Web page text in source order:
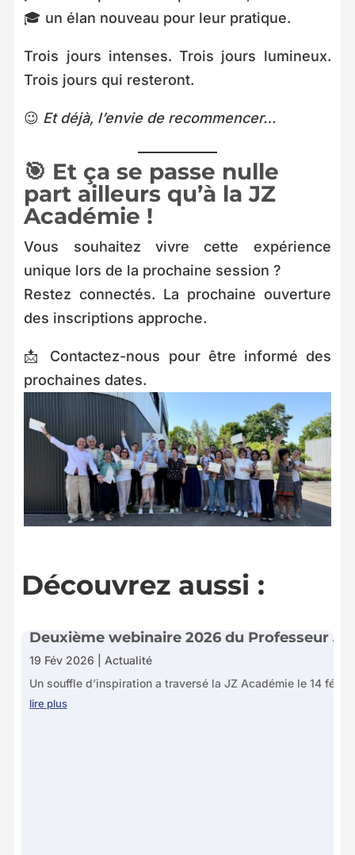
🎓 un élan nouveau pour leur pratique.
Trois jours intenses. Trois jours lumineux.
Trois jours qui resteront.
😉 Et déjà, l’envie de recommencer…
🎯 Et ça se passe nulle
part ailleurs qu’à la JZ
Académie !
Vous souhaitez vivre cette expérience
unique lors de la prochaine session ?
Restez connectés. La prochaine ouverture
des inscriptions approche.
📩 Contactez-nous pour être informé des
prochaines dates.
Découvrez aussi :
Deuxième webinaire 2026 du Professeur
19 Fév 2026
Actualité
Un souffle d’inspiration a traversé la JZ Académie le 14
lire plus